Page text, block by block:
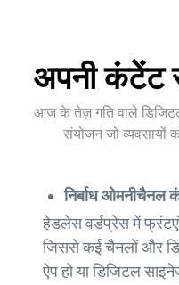
अपनी कंटेंट
आज के तेज़ गति वाले डिजिटल
संयोजन जो व्यवसायों
निर्बाध ओमनीचैनल
हेडलेस वर्डप्रेस में
जिससे कई चैनलों और
ऐप हो या डिजिटल